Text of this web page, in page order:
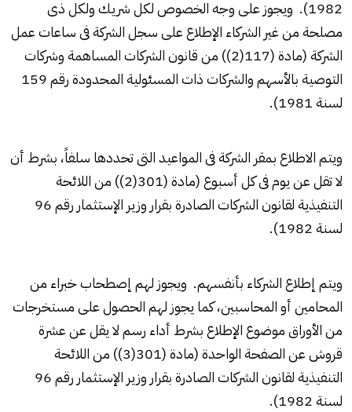
1982). ويجوز على وجه الخصوص لكل شريك ولكل ذى
مصلحة من غير الشركاء الإطلاع على سجل الشركة فى ساعات عمل
الشركة (مادة (117(2)) من قانون الشركات المساهمة وشركات
التوصية بالأسهم والشركات ذات المسئولية المحدودة رقم 159
لسنة 1981).
ويتم الاطلاع بمقر الشركة فى المواعيد التى تحددها سلفاً، بشرط أن
لا تقل عن يوم فى كل أسبوع (مادة (301(2)) من اللائحة
التنفيذية لقانون الشركات الصادرة بقرار وزير الإستثمار رقم 96
لسنة 1982).
ويتم إطلاع الشركاء بأنفسهم. ويجوز لهم إصطحاب خبراء من
المحامين أو المحاسبين، كما يجوز لهم الحصول على مستخرجات
من الأوراق موضوع الإطلاع بشرط أداء رسم لا يقل عن عشرة
قروش عن الصفحة الواحدة (مادة (301(3)) من اللائحة
التنفيذية لقانون الشركات الصادرة بقرار وزير الإستثمار رقم 96
لسنة 1982).